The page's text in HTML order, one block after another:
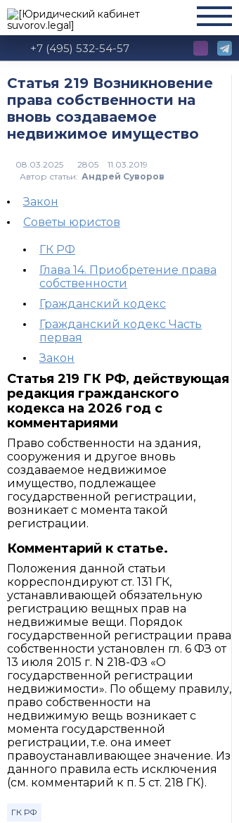
+7 (495) 532-54-57
Статья 219 Возникновение
права собственности на
вновь создаваемое
недвижимое имущество
2805
Автор статьи: Андрей Суворов
Закон
Советы юристов
ГК РФ
Глава 14. Приобретение права
собственности
Гражданский кодекс
Гражданский кодекс Часть
первая
Закон
Статья 219 ГК РФ, действующая
редакция гражданского
кодекса на 2026 год с
комментариями
Право собственности на здания,
сооружения и другое вновь
создаваемое недвижимое
имущество, подлежащее
государственной регистрации,
возникает с момента такой
регистрации.
Комментарий к статье.
Положения данной статьи
корреспондируют ст. 131 ГК,
устанавливающей обязательную
регистрацию вещных прав на
недвижимые вещи. Порядок
государственной регистрации права
собственности установлен гл. 6 ФЗ от
13 июля 2015 г. N 218-ФЗ «О
государственной регистрации
недвижимости». По общему правилу,
право собственности на
недвижимую вещь возникает с
момента государственной
регистрации, т.е. она имеет
правоустанавливающее значение. Из
данного правила есть исключения
(см. комментарий к п. 5 ст. 218 ГК).
ГК РФ